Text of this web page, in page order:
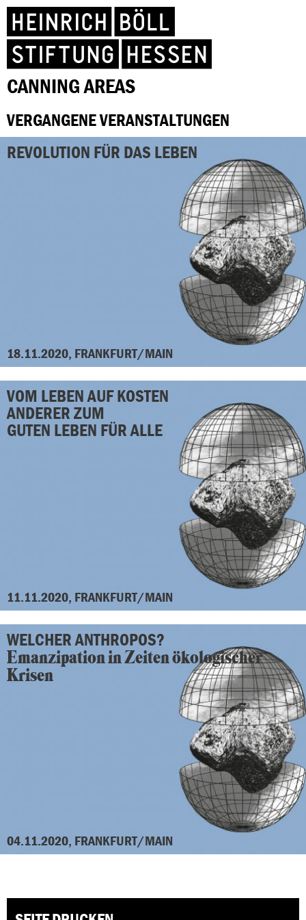
CANNING AREAS
VERGANGENE VERANSTALTUNGEN
REVOLUTION FÜR DAS LEBEN
18.11.2020, FRANKFURT/MAIN
VOM LEBEN AUF KOSTEN
ANDERER ZUM
GUTEN LEBEN FÜR ALLE
11.11.2020, FRANKFURT/MAIN
WELCHER ANTHROPOS?
Emanzipation in Zeitenökologischer
Krisen
04.11.2020, FRANKFURT/MAIN